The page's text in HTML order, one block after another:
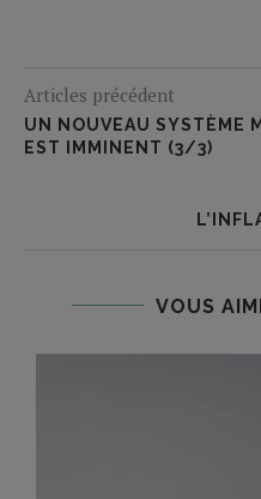
Articles précédent
UN NOUVEAU SYSTÈME
EST IMMINENT (3/3)
VOUS